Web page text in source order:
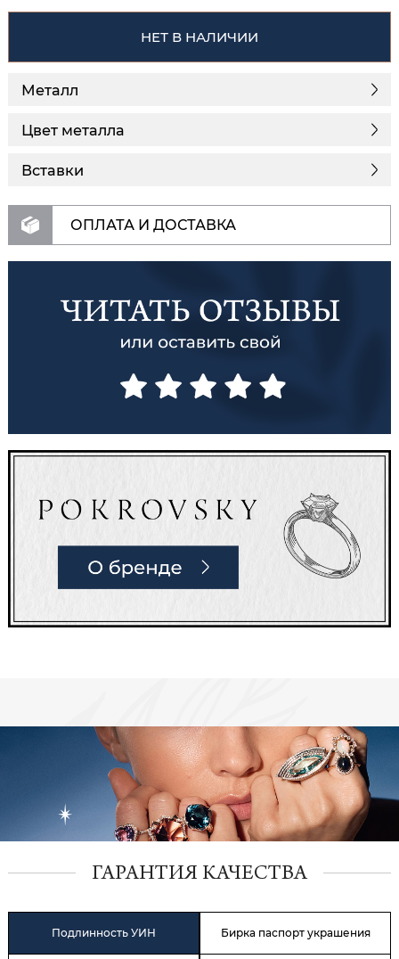
НЕТ В НАЛИЧИИ
Металл
Цвет металла
Вставки
ОПЛАТА И ДОСТАВКА
ГАРАНТИЯ КАЧЕСТВА
Подлинность УИН Бирка паспорт украшения